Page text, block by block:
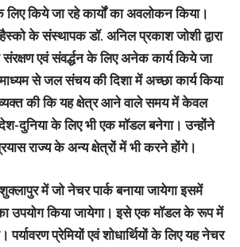
किये जा रहे कार्यों का अवलोकन किया।
के संस्थापक डॉ. अनिल प्रकाश जोशी द्वारा
एवं संवर्द्धन के लिए अनेक कार्य किये जा
से जल संचय की दिशा में अच्छा कार्य किया
की कि यह क्षेत्र आने वाले समय में केवल
दुनिया के लिए भी एक मॉडल बनेगा। उन्होंने
राज्य के अन्य क्षेत्रों में भी करने होंगे।
में जो नेचर पार्क बनाया जायेगा इसमें
उपयोग किया जायेगा। इसे एक मॉडल के रूप में
प्रेमियों एवं शोधार्थियों के लिए यह नेचर